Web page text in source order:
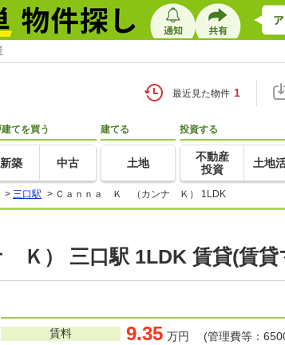
最近見た物件 1
てを買う
新築 中古
建てる
土地
投資する
不動産
投資
土地
> 三口駅 > Ｃａｎｎａ Ｋ （カンナ Ｋ） 1LDK
） 三口駅 1LDK 賃貸(賃貸
賃料 9.35 万円 (管理費等：